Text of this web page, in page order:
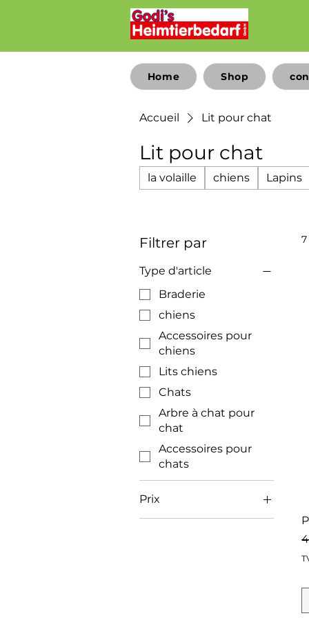
Home Shop
Accueil Lit pour chat
Lit pour chat
la volaille chiens Lapins
Filtrer par
Type d'article
Braderie
chiens
Accessoires pour
chiens
Lits chiens
Chats
Arbre à chat pour
chat
Accessoires pour
chats
Prix